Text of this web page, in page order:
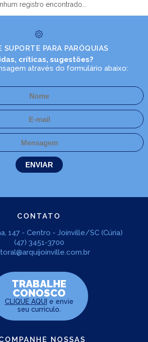
registro encontrado...
SUPORTE PARA PARÓQUIAS
críticas, sugestões?
através do formulário abaixo:
CONTATO
147 - Centro - Joinville/SC (Cúria)
(47) 3451-3700
TRABALHE
CONOSCO
CLIQUE AQUI e envie
seu curriculo.
NOSSAS